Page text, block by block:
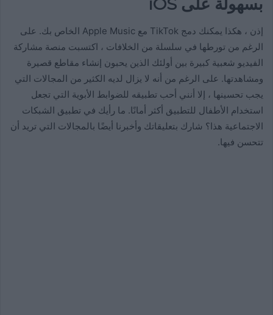
إذن ، هكذا يمكنك دمج TikTok مع Apple Music الخاص بك. على
الرغم من تورطها في سلسلة من الخلافات ، اكتسبت منصة مشاركة
الفيديو شعبية كبيرة بين أولئك الذين يحبون إنشاء مقاطع قصيرة
ومشاهدتها. على الرغم من أنه لا يزال لديه الكثير من المجالات التي
يجب تحسينها ، إلا أنني أحب تطبيقه للضوابط الأبوية التي تجعل
استخدام الأطفال للتطبيق أكثر أمانًا. ما رأيك في تطبيق الشبكات
الاجتماعية هذا؟ شارك بتعليقاتك وأخبرنا أيضًا بالمجالات التي تريد أن
تتحسن فيها.